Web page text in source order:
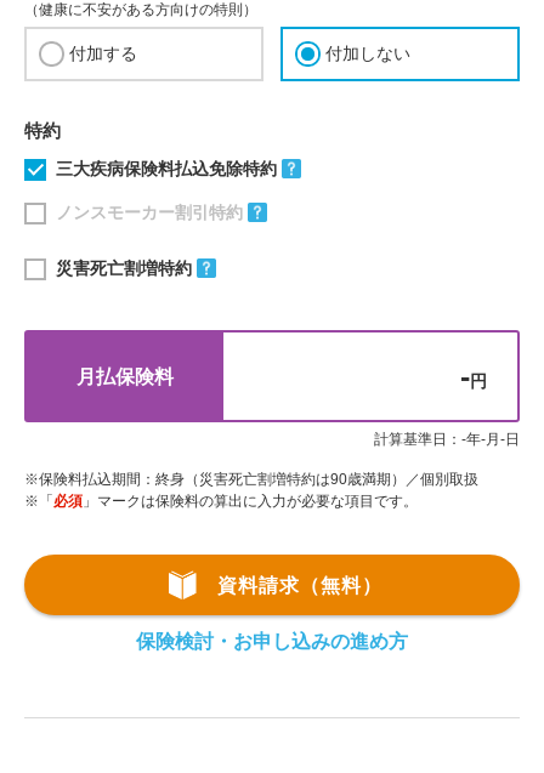
（健康に不安がある方向けの特則）
付加する 付加しない
特約
三大疾病保険料払込免除特約
ノンスモーカー割引特約
災害死亡割増特約
月払保険料 -円
計算基準日： -年-月 -日
※保険料払込期間：終身（災害死亡割増特約は90歳満期）／個別取扱
※ 「 必須 」マークは保険料の算出に入力が必要な項目です。
資料請求（無料）
保険検討・お申し込みの進め方